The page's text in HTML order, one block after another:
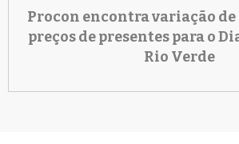
Procon encontra variação de
preços de presentes para o
Rio Verde